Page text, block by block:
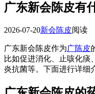
广东新会陈皮有
2026-07-20新会陈皮阅读
广东新会陈皮作为广陈皮
比如促进消化、止咳化痰
炎抗菌等。下面进行详细